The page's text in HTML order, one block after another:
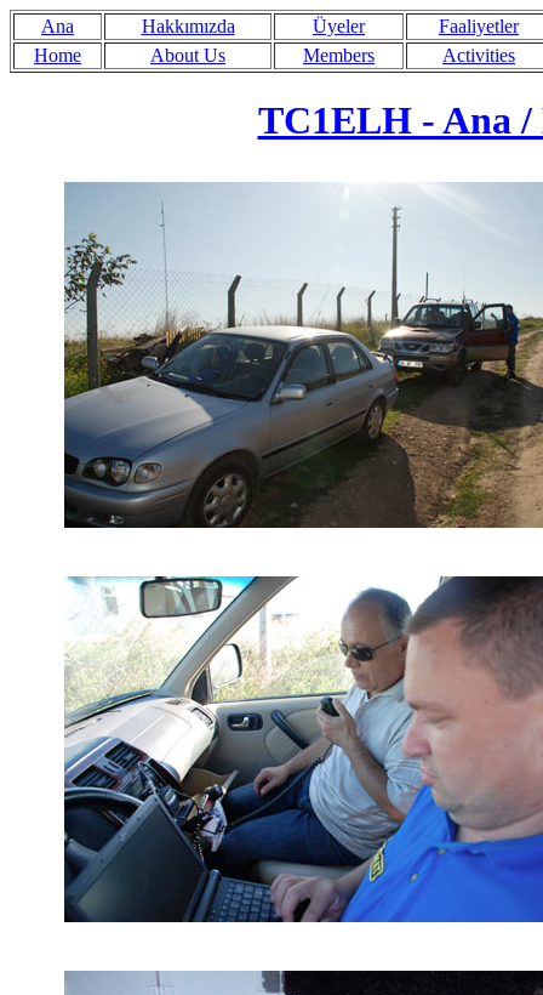
Ana Hakkımızda Üyeler
Faaliyetler
Home
About Us Members Activities
TC1ELH - Ana